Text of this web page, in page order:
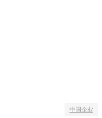
中国企业